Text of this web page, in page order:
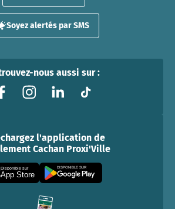
Soyez alertés par SMS
nous aussi sur :
l'application de
Cachan Proxi'Ville
Disponible sur
App Store
DISPONIBLE SUR